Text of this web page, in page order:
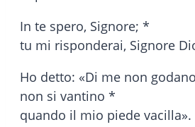
In te spero, Signore; *
tu mi risponderai, Signore
Ho detto: «Di me non
non si vantino *
quando il mio piede vacilla».